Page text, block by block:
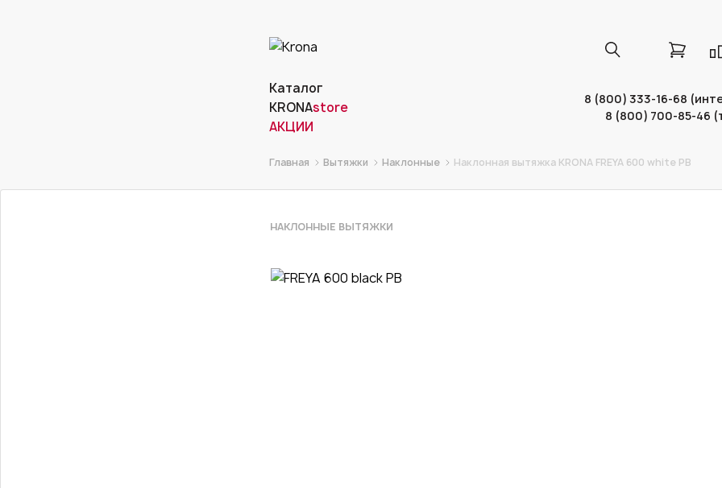
Каталог
KRONAstore
АКЦИИ
8 (800) 333-16-68
8 (800) 700-85-46
Главная Вытяжки Наклонные Наклонная вытяжка KRONA FREYA 600 white PB
НАКЛОННЫЕ ВЫТЯЖКИ